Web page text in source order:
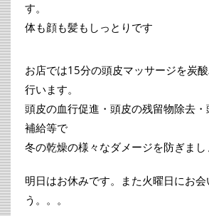
す。
体も顔も髪もしっとりです
お店では15分の頭皮マッサージを炭
行います。
頭皮の血行促進・頭皮の残留物除去
補給等で
冬の乾燥の様々なダメージを防ぎまし
明日はお休みです。また火曜日にお会
う。。。